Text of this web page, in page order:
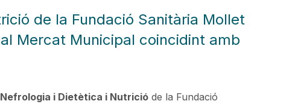
de la Fundació Sanitària Mollet
Mercat Municipal coincidint amb
i Dietètica i Nutricióde la Fundació